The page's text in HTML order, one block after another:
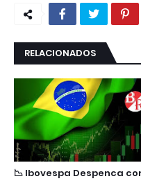
RELACIONADOS
📉 Ibovespa Despenca